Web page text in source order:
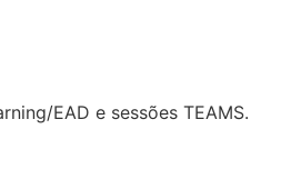
EAD e sessões TEAMS.